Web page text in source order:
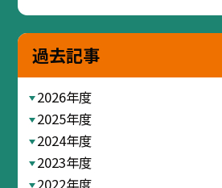
過去記事
2026年度
2025年度
2024年度
2023年度